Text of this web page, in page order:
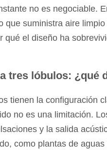
no es negociable.
que suministra aire
qué el diseño ha
tres lóbulos: ¿qué
tienen la configuración
no es una limitación.
y la salida
como plantas de